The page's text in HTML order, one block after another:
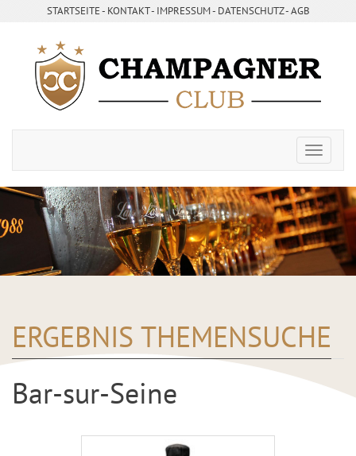
STARTSEITE- ­ KONTAKT- ­ IMPRESSUM- ­ DATENSCHUTZ-AGB
ERGEBNIS THEMENSUCHE
Bar-sur-Seine